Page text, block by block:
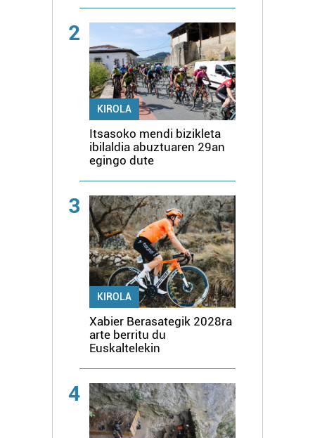
2
KIROLA
Itsasoko mendi bizikleta
ibilaldia abuztuaren 29an
egingo dute
3
KIROLA
Xabier Berasategik 2028ra
arte berritu du
Euskaltelekin
4